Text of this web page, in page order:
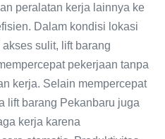
peralatan kerja lainnya ke
Dalam kondisi lokasi
sulit, lift barang
pekerjaan tanpa
kerja. Selain mempercepat
lift barang Pekanbaru juga
kerja karena